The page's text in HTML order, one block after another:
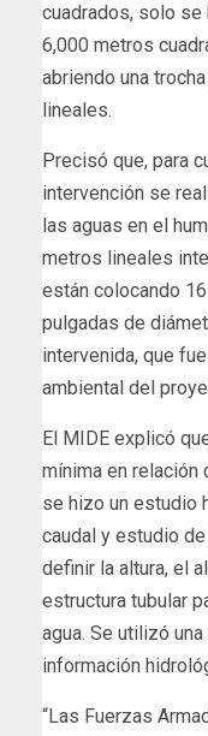
cuadrados, solo se
6,000 metros
abriendo una
lineales.
Precisó que, para
intervención se
las aguas en el
metros lineales
están colocando
pulgadas de
intervenida, que
ambiental del
El MIDE explicó
mínima en relación
se hizo un estudio
caudal y estudio
definir la altura, el
estructura tubular
agua. Se utilizó
información
“Las Fuerzas